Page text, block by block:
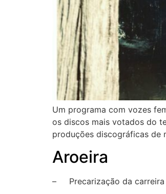
Um programa com vozes
os discos mais votados do
produções discográficas de
Aroeira
– Precarização da carreira